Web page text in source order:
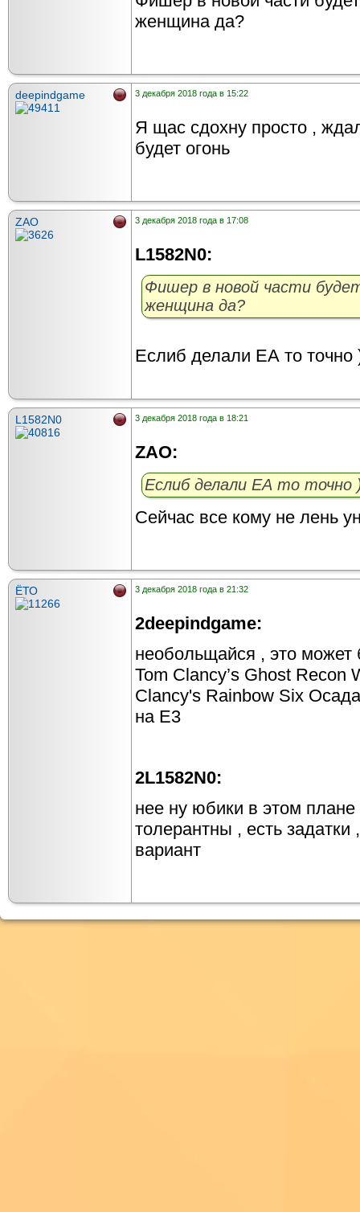
женщина да?
deepindgame 3 декабря 2018 года в 15:22
Я щас сдохну просто ,
будет огонь
ZAO 3 декабря 2018 года в 17:08
L1582N0:
Фишер в новой части
женщина да?
Еслиб делали ЕА то точно
L1582N0 3 декабря 2018 года в 18:21
ZAO:
Еслиб делали ЕА то точно
Сейчас все кому не лень
ЁТО 3 декабря 2018 года в 21:32
2deepindgame:
необольщайся , это
Tom Clancy’s Ghost Recon
Clancy's Rainbow Six
на Е3
2L1582N0:
нее ну юбики в этом плане
толерантны , есть задатки
вариант